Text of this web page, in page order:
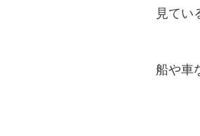
見てい
船や車